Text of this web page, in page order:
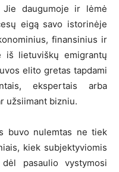
Jie daugumoje ir lėmė
eigą savo istorinėje
finansinius ir
iš lietuviškų emigrantų
elito gretas tapdami
ekspertais arba
užsiimant bizniu.
buvo nulemtas ne tiek
kiek subjektyviomis
pasaulio vystymosi